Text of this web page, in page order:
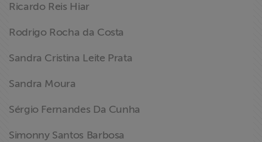
Ricardo Reis Hiar
Rodrigo Rocha da Costa
Sandra Cristina Leite Prata
Sandra Moura
Sérgio Fernandes Da Cunha
Simonny Santos Barbosa